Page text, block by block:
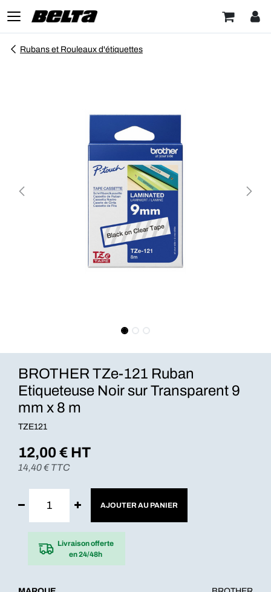
Rubans et Rouleaux d'étiquettes
BROTHER TZe-121 Ruban
Etiqueteuse Noir sur Transparent 9
mm x 8 m
TZE121
12,00€ HT
14,40€ TTC
AJOUTER AU PANIER
Livraison offerte
en 24/48h